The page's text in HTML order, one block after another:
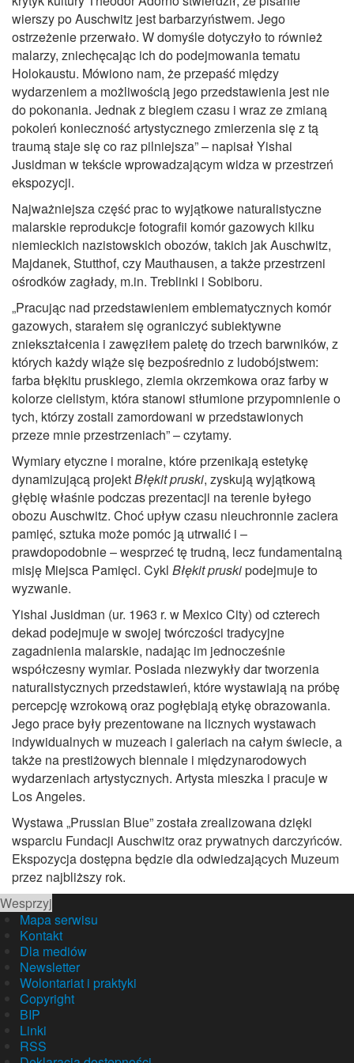
wierszy po Auschwitz jest barbarzyństwem. Jego
ostrzeżenie przerwało. W domyśle dotyczyło to również
malarzy, zniechęcając ich do podejmowania tematu
Holokaustu. Mówiono nam, że przepaść między
wydarzeniem a możliwością jego przedstawienia jest nie
do pokonania. Jednak z biegiem czasu i wraz ze zmianą
pokoleń konieczność artystycznego zmierzenia się z tą
traumą staje się co raz pilniejsza” – napisał Yishai
Jusidman w tekście wprowadzającym widza w przestrzeń
ekspozycji.
Najważniejsza część prac to wyjątkowe naturalistyczne
malarskie reprodukcje fotografii komór gazowych kilku
niemieckich nazistowskich obozów, takich jak Auschwitz,
Majdanek, Stutthof, czy Mauthausen, a także przestrzeni
ośrodków zagłady, m.in. Treblinki i Sobiboru.
„Pracując nad przedstawieniem emblematycznych komór
gazowych, starałem się ograniczyć subiektywne
zniekształcenia i zawęziłem paletę do trzech barwników, z
których każdy wiąże się bezpośrednio z ludobójstwem:
farba błękitu pruskiego, ziemia okrzemkowa oraz farby w
kolorze cielistym, która stanowi stłumione przypomnienie o
tych, którzy zostali zamordowani w przedstawionych
przeze mnie przestrzeniach” – czytamy.
Wymiary etyczne i moralne, które przenikają estetykę
dynamizującą projektBłękit pruski, zyskują wyjątkową
głębię właśnie podczas prezentacji na terenie byłego
obozu Auschwitz. Choć upływ czasu nieuchronnie zaciera
pamięć, sztuka może pomóc ją utrwalić i –
prawdopodobnie – wesprzeć tę trudną, lecz fundamentalną
misję Miejsca Pamięci. Cykl Błękit pruskipodejmuje to
wyzwanie.
Yishai Jusidman (ur. 1963 r. w Mexico City) od czterech
dekad podejmuje w swojej twórczości tradycyjne
zagadnienia malarskie, nadając im jednocześnie
współczesny wymiar. Posiada niezwykły dar tworzenia
naturalistycznych przedstawień, które wystawiają na próbę
percepcję wzrokową oraz pogłębiają etykę obrazowania.
Jego prace były prezentowane na licznych wystawach
indywidualnych w muzeach i galeriach na całym świecie, a
także na prestiżowych biennale i międzynarodowych
wydarzeniach artystycznych. Artysta mieszka i pracuje w
Los Angeles.
Wystawa „Prussian Blue” została zrealizowana dzięki
wsparciu Fundacji Auschwitz oraz prywatnych darczyńców.
Ekspozycja dostępna będzie dla odwiedzających Muzeum
przez najbliższy rok.
Wesprzyj
Mapa serwisu
Kontakt
Dla mediów
Newsletter
Wolontariat i praktyki
Copyright
BIP
Linki
RSS